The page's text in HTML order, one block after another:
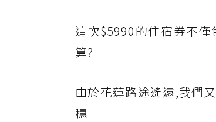
這次$5990的住宿券不
算?
由於花蓮路途遙遠,我們
穗